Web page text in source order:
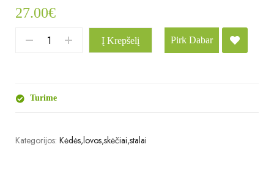
27.00€
Į Krepšelį Pirk Dabar
Turime
Kategorijos: Kėdės,lovos,skėčiai,stalai